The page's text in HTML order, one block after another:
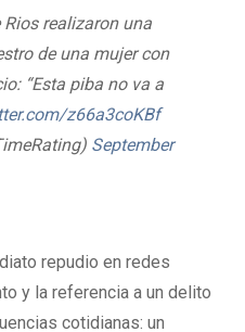
Rios realizaron una
de una mujer con
“Esta piba no va a
z66a3coKBf
September
repudio en redes
y la referencia a un delito
cotidianas: un